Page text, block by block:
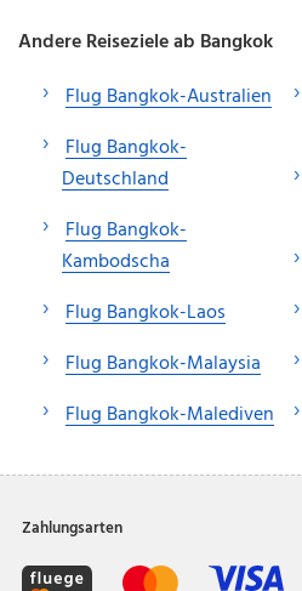
Andere Reiseziele ab Bangkok
Flug Bangkok-Australien
Flug Bangkok-
Deutschland
Flug Bangkok-
Kambodscha
Flug Bangkok-Laos
Flug Bangkok-Malaysia
Flug Bangkok-Malediven